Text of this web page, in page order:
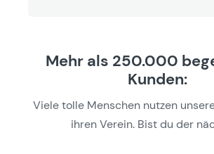
Mehr als 250.000
Kunden:
Viele tolle Menschen nutzen
ihren Verein. Bist du der